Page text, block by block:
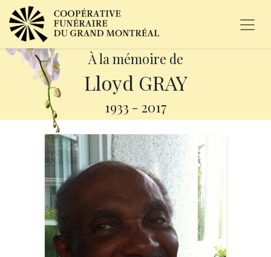
À la mémoire de
Lloyd GRAY
1933 - 2017